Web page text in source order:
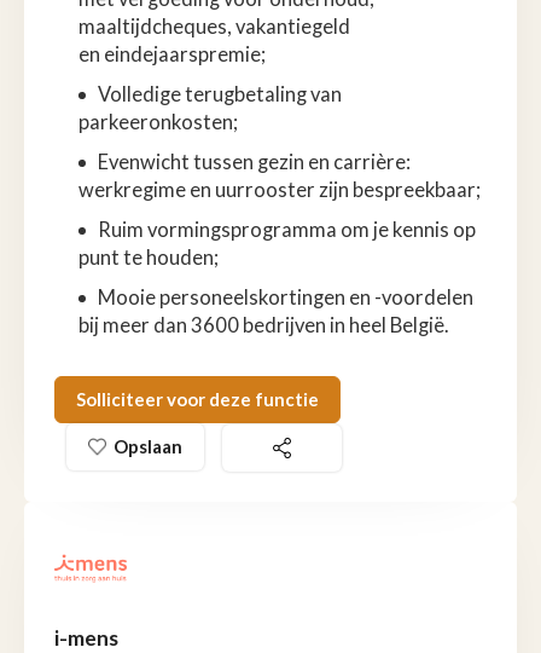
maaltijdcheques, vakantiegeld
en eindejaarspremie;
Volledige terugbetaling van
parkeeronkosten;
Evenwicht tussen gezin en carrière:
werkregime en uurrooster zijn bespreekbaar;
Ruim vormingsprogramma om je kennis op
punt te houden;
Mooie personeelskortingen en -voordelen
bij meer dan 3600 bedrijven in heel België.
Solliciteer voor deze functie
Opslaan
i-mens